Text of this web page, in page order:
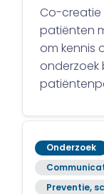
Co-creatie
patiënten
om kennis
onderzoek
Onderzoek
Preventie,